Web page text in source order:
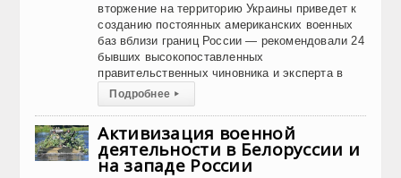
вторжение на территорию Украины приведет к
созданию постоянных американских военных
баз вблизи границ России — рекомендовали 24
бывших высокопоставленных
правительственных чиновника и эксперта в
Подробнее ▸
Активизация военной
деятельности в Белоруссии и
на западе России